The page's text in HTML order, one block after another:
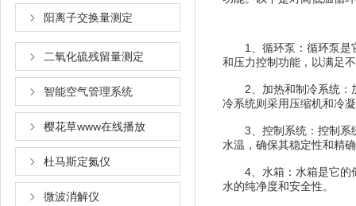
阳离子交换量测定
二氧化硫残留量测定
智能空气管理系统
樱花草www在线播放
杜马斯定氮仪
微波消解仪
1、循环泵：循环泵
和压力控制功能，以满足
2、加热和制冷系统
冷系统则采用压缩机和冷凝器
3、控制系统：控制
水温，确保其稳定性和精确性
4、水箱：水箱是它
水的纯净度和安全性。